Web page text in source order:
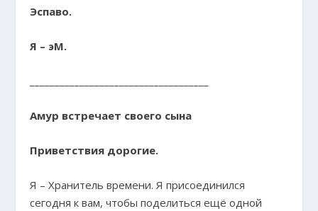
Эспаво.
Я – эМ.
Амур встречает своего сына
Приветствия дорогие.
Я – Хранитель времени. Я присоединился
сегодня к вам, чтобы поделиться ещё одной